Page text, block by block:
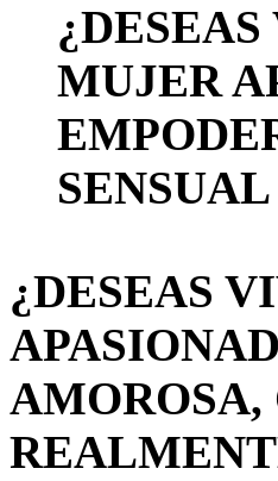
MUJER
¿DESEAS
AMOROSA,